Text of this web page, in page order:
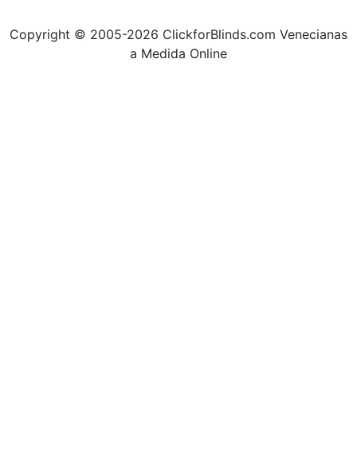
Copyright © 2005-2026 ClickforBlinds.com Venecianas
a Medida Online